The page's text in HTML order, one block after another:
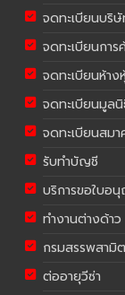
จดทะเบียนบริ
จดทะเบียนการ
จดทะเบียนห้า
จดทะเบียนมูล
จดทะเบียนสมา
รับทำบัญชี
บริการขอใบอ
ทำงานต่างด้าว
กรมสรรพสามิต
ต่ออายุวีซ่า